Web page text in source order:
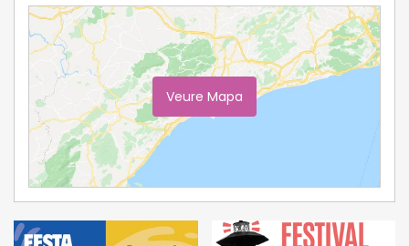
Veure Mapa